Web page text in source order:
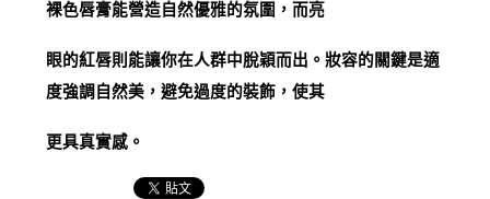
裸色唇膏能營造自然優雅的氛圍，而亮
眼的紅唇則能讓你在人群中脫穎而出。妝容的關鍵是適
度強調自然美，避免過度的裝飾，使其
更具真實感。